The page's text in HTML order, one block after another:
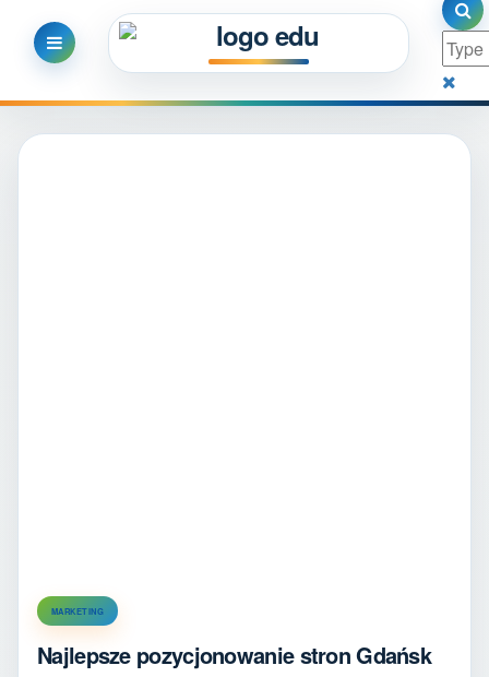
MARKETING
Najlepsze pozycjonowanie stron Gdańsk